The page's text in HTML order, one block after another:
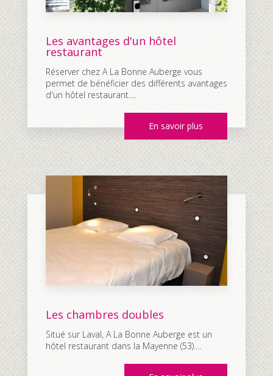
Les avantages d'un hôtel
restaurant
Réserver chez A La Bonne Auberge vous
permet de bénéficier des différents avantages
d'un hôtel restaurant....
En savoir plus
Les chambres doubles
Situé sur Laval, A La Bonne Auberge est un
hôtel restaurant dans la Mayenne (53)....